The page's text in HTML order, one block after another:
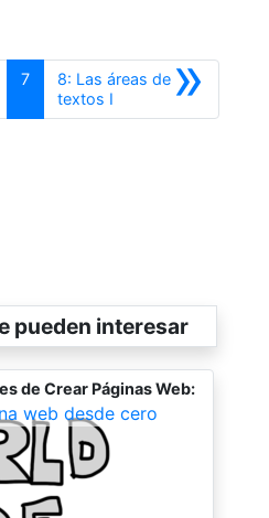
7 »
8: Las áreas de
textos I Siguiente
pueden interesar
de Crear Páginas Web:
web desde cero